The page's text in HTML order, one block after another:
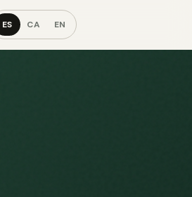
ES CA EN